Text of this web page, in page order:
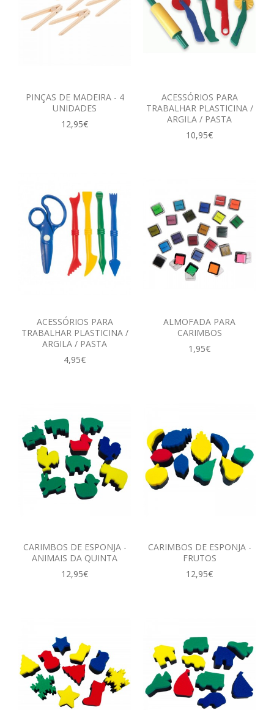
PINÇAS DE MADEIRA - 4
UNIDADES
12,95€
ACESSÓRIOS PARA
TRABALHAR PLASTICINA /
ARGILA / PASTA
10,95€
ACESSÓRIOS PARA
TRABALHAR PLASTICINA /
ARGILA / PASTA
4,95€
ALMOFADA PARA
CARIMBOS
1,95€
CARIMBOS DE ESPONJA -
ANIMAIS DA QUINTA
12,95€
CARIMBOS DE ESPONJA -
FRUTOS
12,95€